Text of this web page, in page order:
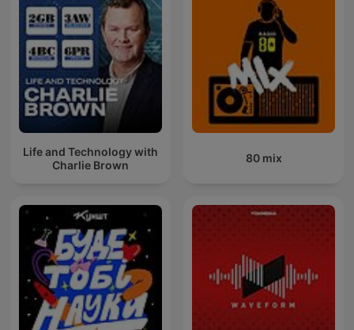
Life and Technology with
Charlie Brown
80 mix